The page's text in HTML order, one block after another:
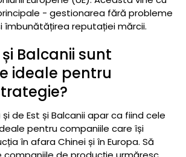
- gestionarea fără probleme
îmbunătățirea reputației mărcii.
și Balcanii sunt
ideale pentru
de Est și Balcanii apar ca fiind cele
pentru companiile care își
în afara Chinei și în Europa. Să